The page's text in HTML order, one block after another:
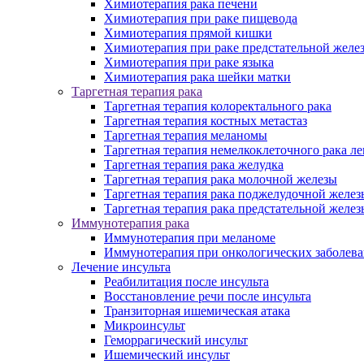
Химиотерапия рака печени
Химиотерапия при раке пищевода
Химиотерапия прямой кишки
Химиотерапия при раке предстательной
Химиотерапия при раке языка
Химиотерапия рака шейки матки
Таргетная терапия рака
Таргетная терапия колоректального рака
Таргетная терапия костных метастаз
Таргетная терапия меланомы
Таргетная терапия немелкоклеточного рака
Таргетная терапия рака желудка
Таргетная терапия рака молочной железы
Таргетная терапия рака поджелудочной
Таргетная терапия рака предстательной
Иммунотерапия рака
Иммунотерапия при меланоме
Иммунотерапия при онкологических
Лечение инсульта
Реабилитация после инсульта
Восстановление речи после инсульта
Транзиторная ишемическая атака
Микроинсульт
Геморрагический инсульт
Ишемический инсульт